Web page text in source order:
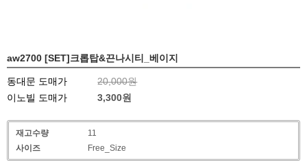
aw2700 [SET]크롭탑&끈나시티_베이지
동대문 도매가
20,000원
이노빌 도매가
3,300원
재고수량
11
사이즈
Free_Size